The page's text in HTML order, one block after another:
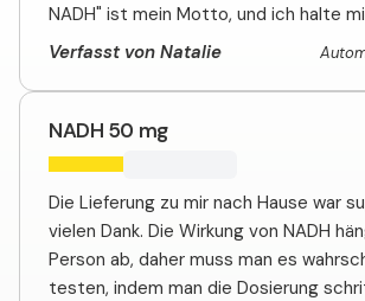
NADH" ist mein Motto, und ich halte
Verfasst von Natalie
NADH 50 mg
Die Lieferung zu mir nach Hause war
vielen Dank. Die Wirkung von NADH
Person ab, daher muss man es
testen, indem man die Dosierung